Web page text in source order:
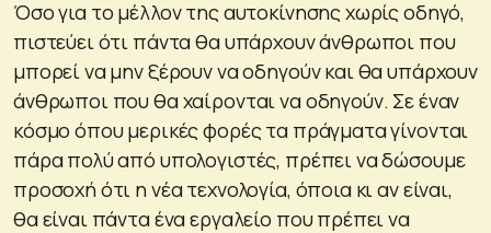
Όσο για το μέλλον της αυτοκίνησης χωρίς οδηγό,
πιστεύει ότι πάντα θα υπάρχουν άνθρωποι που
μπορεί να μην ξέρουν να οδηγούν και θα υπάρχουν
άνθρωποι που θα χαίρονται να οδηγούν. Σε έναν
κόσμο όπου μερικές φορές τα πράγματα γίνονται
πάρα πολύ από υπολογιστές, πρέπει να δώσουμε
προσοχή ότι η νέα τεχνολογία, όποια κι αν είναι,
θα είναι πάντα ένα εργαλείο που πρέπει να